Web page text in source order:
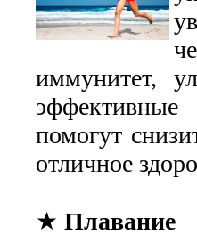
иммунитет,
помогут
отличное
★ Плавание